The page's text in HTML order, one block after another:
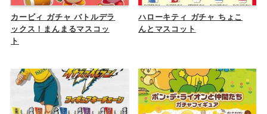
カービィ ガチャ バトルデラ
ックス！まんまるマスコッ
ト
ハローキティ ガチャ ちょこ
んとマスコット